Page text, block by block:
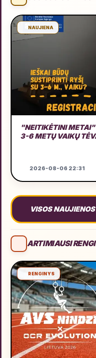
NAUJIENA
"NEITIKĖTINI
3-6 METŲ VAIKŲ
2026-08-06 22:31
VISOS NAUJIENOS
ARTIMIAUSI
RENGINYS